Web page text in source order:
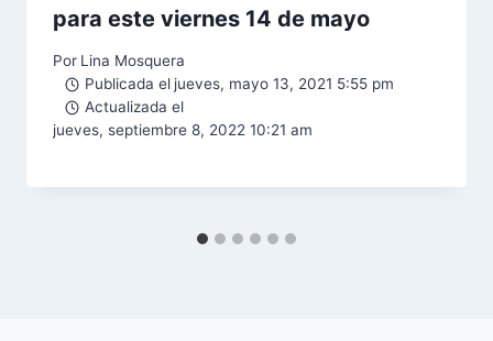
para este viernes 14 de mayo
Por Lina Mosquera
Publicada el jueves, mayo 13, 2021 5:55 pm
Actualizada el
jueves, septiembre 8, 2022 10:21 am